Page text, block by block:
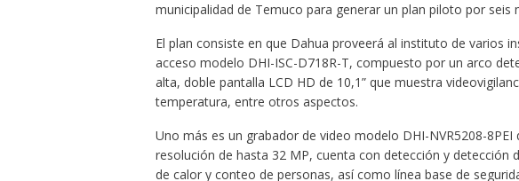
municipalidad de Temuco para generar un plan piloto por seis
El plan consiste en que Dahua proveerá al instituto de varios
acceso modelo DHI-ISC-D718R-T, compuesto por un arco
alta, doble pantalla LCD HD de 10,1” que muestra
temperatura, entre otros aspectos.
Uno más es un grabador de video modelo DHI-NVR5208-
resolución de hasta 32 MP, cuenta con detección y
de calor y conteo de personas, así como línea base de